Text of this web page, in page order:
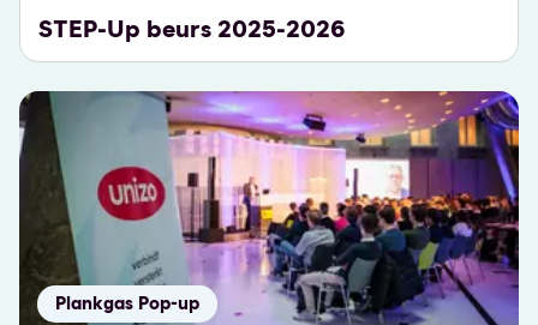
STEP-Up beurs 2025-2026
Plankgas Pop-up